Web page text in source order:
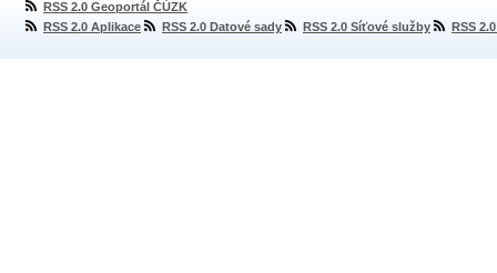
RSS 2.0 Geoportál ČÚZK
RSS 2.0 Aplikace
RSS 2.0 Datové sady RSS 2.0 Síťové služby RSS